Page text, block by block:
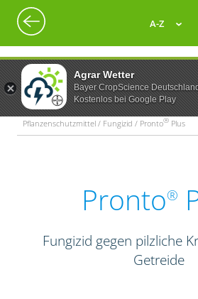
Agrar Wetter
Bayer CropScience
Kostenlos bei Google Play
A-Z
Pflanzenschutzmittel / Fungizid / Pronto® Plus
Pronto®
Fungizid gegen pilzliche
Getreide